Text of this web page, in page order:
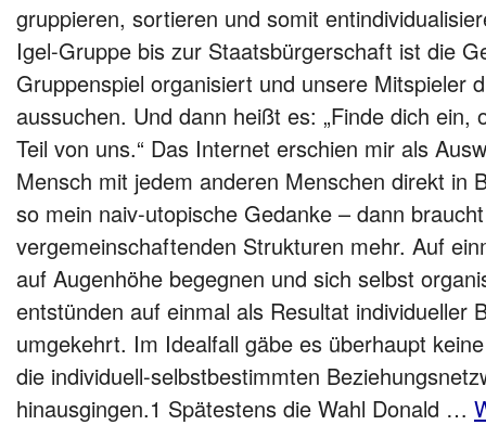
gruppieren, sortieren und somit
Igel-Gruppe bis zur Staatsbürgerschaft ist die
Gruppenspiel organisiert und unsere Mitspieler
aussuchen. Und dann heißt es: „Finde dich ein,
Teil von uns.“ Das Internet erschien mir als
Mensch mit jedem anderen Menschen direkt in
so mein naiv-utopische Gedanke – dann
vergemeinschaftenden Strukturen mehr. Auf
auf Augenhöhe begegnen und sich selbst
entstünden auf einmal als Resultat individueller
umgekehrt. Im Idealfall gäbe es überhaupt
die individuell-selbstbestimmten
hinausgingen.1 Spätestens die Wahl Donald …